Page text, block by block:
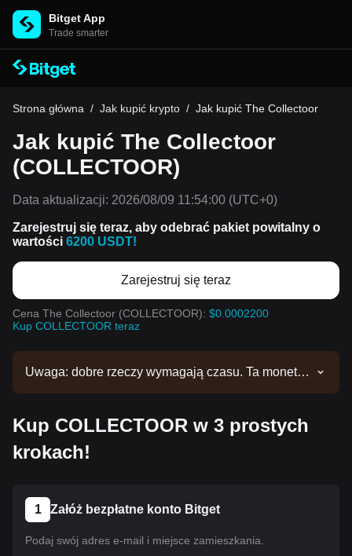
Bitget App
Trade smarter
Strona główna / Jak kupić krypto / Jak kupić The Collectoor
Jak kupić The Collectoor
(COLLECTOOR)
Data aktualizacji: 2026/08/09 11:54:00 (UTC+0)
Zarejestruj się teraz, aby odebrać pakiet powitalny o
wartości 6200 USDT!
Zarejestruj się teraz
Cena The Collectoor (COLLECTOOR): $0.0002200
Kup COLLECTOOR teraz
Uwaga: dobre rzeczy wymagają czasu. Ta moneta
notowań. Gdy będzie ona już dostępna w serwisie
zgodnie z naszym przewodnikiem. Ten sam
Kup COLLECTOOR w 3 prostych
krokach!
1 Załóż bezpłatne konto Bitget
Podaj swój adres e-mail i miejsce zamieszkania.